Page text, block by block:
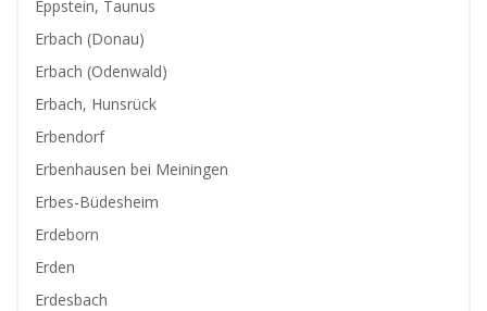
Eppstein, Taunus
Erbach (Donau)
Erbach (Odenwald)
Erbach, Hunsrück
Erbendorf
Erbenhausen bei Meiningen
Erbes-Büdesheim
Erdeborn
Erden
Erdesbach